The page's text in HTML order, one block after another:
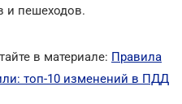
и пешеходов.
в материале: Правила
топ-10 изменений в ПДД